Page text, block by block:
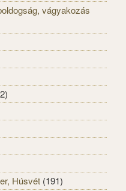
vágyakozás
Húsvét (191)